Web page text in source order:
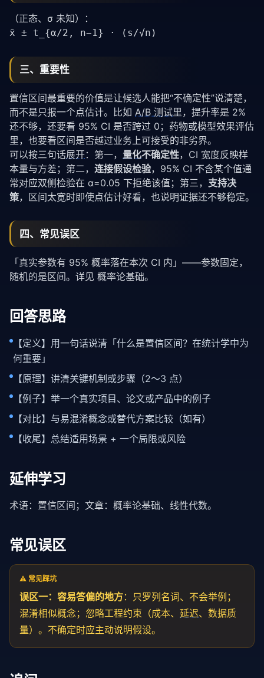
（正态、σ 未知）：
x̄ ± t_{α/2, n−1} · (s/√n)
三、重要性
置信区间最重要的价值是让候选人能把“不确定性”说清楚，
而不是只报一个点估计。比如 A/B 测试里，提升率是 2%
还不够，还要看 95% CI 是否跨过 0；药物或模型效果评估
里，也要看区间是否越过业务上可接受的非劣界。
可以按三句话展开：第一， 量化不确定性，CI 宽度反映样
本量与方差；第二， 连接假设检验，95% CI 不含某个值通
常对应双侧检验在 α=0.05 下拒绝该值；第三， 支持决
策，区间太宽时即使点估计好看，也说明证据还不够稳定。
四、常见误区
「真实参数有 95% 概率落在本次 CI 内」——参数固定，
随机的是区间。详见 概率论基础。
回答思路
【定义】用一句话说清「什么是置信区间？在统计学中为
何重要」
【原理】讲清关键机制或步骤（2～3 点）
【例子】举一个真实项目、论文或产品中的例子
【对比】与易混淆概念或替代方案比较（如有）
【收尾】总结适用场景 + 一个局限或风险
延伸学习
术语： 置信区间 ；文章： 概率论基础、 线性代数。
常见误区
⚠️ 常见踩坑
误区一：容易答偏的地方：只罗列名词、不会举例；
混淆相似概念；忽略工程约束（成本、 延迟、数据质
量）。不确定时应主动说明假设。